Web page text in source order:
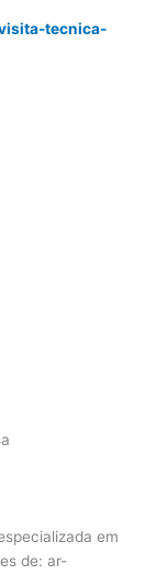
tecnica-
em
de: ar-